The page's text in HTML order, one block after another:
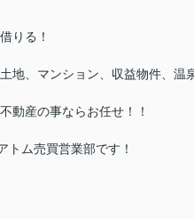
る！
地、マンション、収益物件、温
動産の事ならお任せ！！
トム売買営業部です！